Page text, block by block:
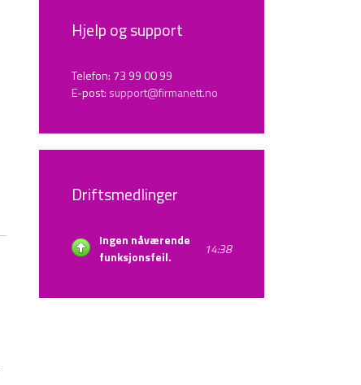
Hjelp og support
Telefon: 73 99 00 99
E-post: support@firmanett.no
Driftsmedlinger
Ingen nåværende
funksjonsfeil.
14:38